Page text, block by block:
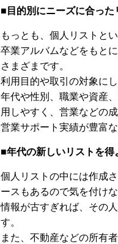
■目的別にニーズに合った
もっとも、個人リストと
卒業アルバムなどをもと
さまざまです。
利用目的や取引の対象に
年代や性別、職業や資産
用しやすく、営業などの
営業サポート実績が豊富
■年代の新しいリストを得
個人リストの中には作成
ースもあるので気を付け
情報が古すぎれば、その
す。
また、不動産などの所有